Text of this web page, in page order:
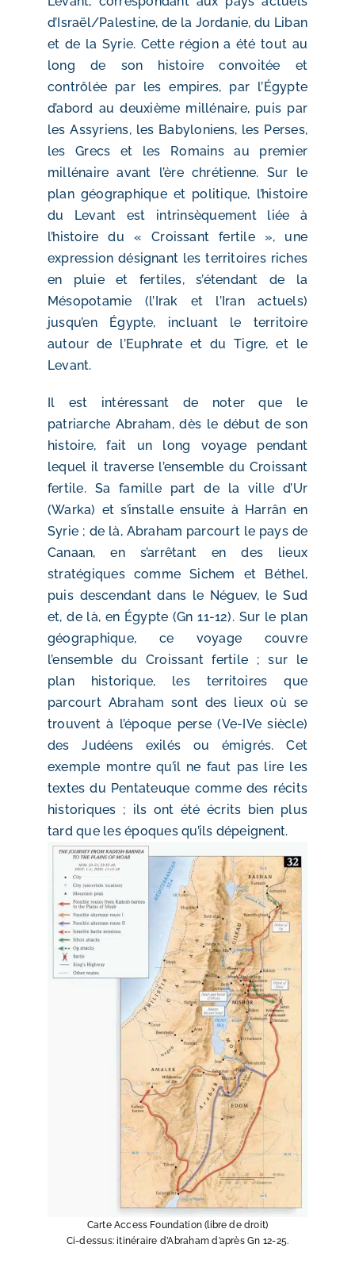
d’Israël/Palestine, de la Jordanie, du Liban
et de la Syrie. Cette région a été tout au
long de son histoire convoitée et
contrôlée par les empires, par l’Égypte
d’abord au deuxième millénaire, puis par
les Assyriens, les Babyloniens, les Perses,
les Grecs et les Romains au premier
millénaire avant l’ère chrétienne. Sur le
plan géographique et politique, l’histoire
du Levant est intrinsèquement liée à
l’histoire du « Croissant fertile », une
expression désignant les territoires riches
en pluie et fertiles, s’étendant de la
Mésopotamie (l’Irak et l’Iran actuels)
jusqu’en Égypte, incluant le territoire
autour de l’Euphrate et du Tigre, et le
Levant.
Il est intéressant de noter que le
patriarche Abraham, dès le début de son
histoire, fait un long voyage pendant
lequel il traverse l’ensemble du Croissant
fertile. Sa famille part de la ville d’Ur
(Warka) et s’installe ensuite à Harrân en
Syrie ; de là, Abraham parcourt le pays de
Canaan, en s’arrêtant en des lieux
stratégiques comme Sichem et Béthel,
puis descendant dans le Néguev, le Sud
et, de là, en Égypte (Gn 11-12). Sur le plan
géographique, ce voyage couvre
l’ensemble du Croissant fertile ; sur le
plan historique, les territoires que
parcourt Abraham sont des lieux où se
trouvent à l’époque perse (Ve-IVe siècle)
des Judéens exilés ou émigrés. Cet
exemple montre qu’il ne faut pas lire les
textes du Pentateuque comme des récits
historiques ; ils ont été écrits bien plus
tard que les époques qu’ils dépeignent.
Carte Access Foundation (libre de droit)
Ci-dessus: itinéraire d’Abraham d’après Gn 12-25.